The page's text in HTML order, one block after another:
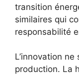
transition
similaires qui
responsabilité
L’innovation
production. La